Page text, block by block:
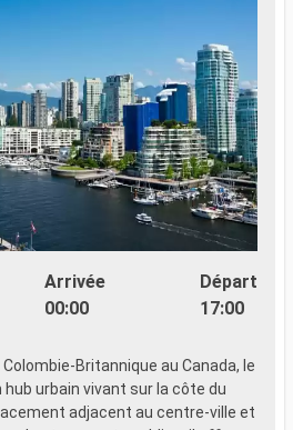
Arrivée
00:00
Départ
17:00
Britannique au Canada, le
urbain vivant sur la côte du
adjacent au centre-ville et